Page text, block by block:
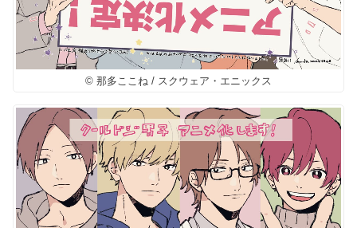
© 那多ここね / スクウェア・エニックス